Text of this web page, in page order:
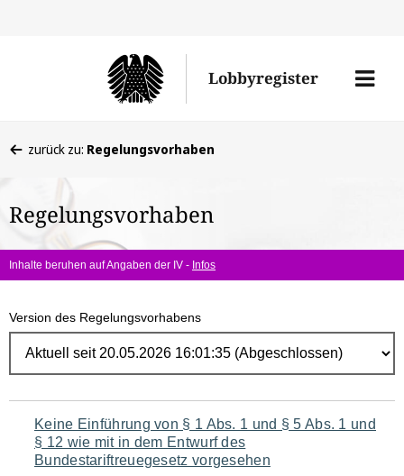
Lobbyregister
Menü
befinden
hier:
zurück zu: Regelungsvorhaben
Regelungsvorhaben
Inhalte beruhen auf Angaben der IV - Infos
Version des Regelungsvorhabens
Navigation
für
Keine Einführung von § 1 Abs. 1 und § 5 Abs. 1 und
§ 12 wie mit in dem Entwurf des
Bundestariftreuegesetz vorgesehen